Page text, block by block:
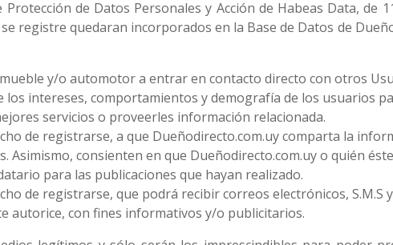
de Datos Personales y Acción de Habeas Data, de
registre quedaran incorporados en la Base de Datos de
y/o automotor a entrar en contacto directo con otros
intereses, comportamientos y demografía de los usuarios
servicios o proveerles información relacionada.
de registrarse, a que Dueñodirecto.com.uy comparta la
Asimismo, consienten en que Dueñodirecto.com.uy o quién
para las publicaciones que hayan realizado.
de registrarse, que podrá recibir correos electrónicos, S.M.S
autorice, con fines informativos y/o publicitarios.